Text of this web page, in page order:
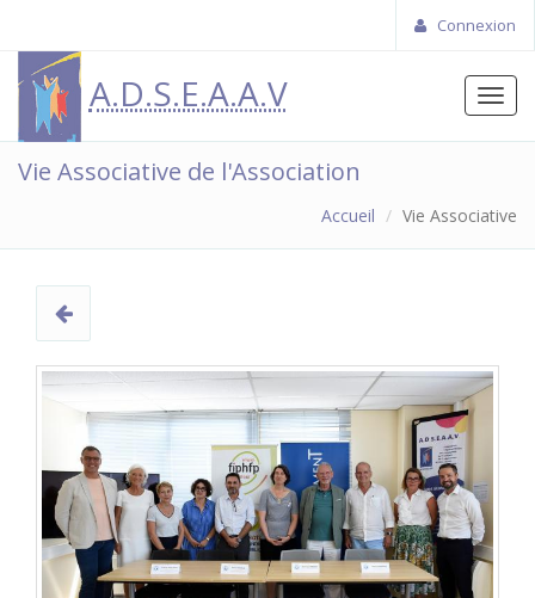
Connexion
A.D.S.E.A.A.V
Vie Associative de l'Association
Accueil Vie Associative